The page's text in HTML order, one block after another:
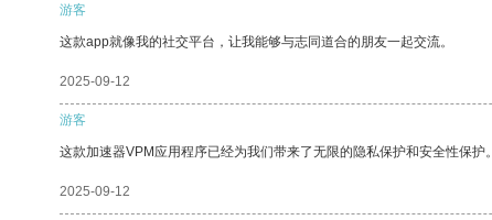
游客
这款app就像我的社交平台，让我能够与志同道合的朋友一起交流。
2025-09-12
游客
这款加速器VPM应用程序已经为我们带来了无限的隐私保护和安全性保护。
2025-09-12